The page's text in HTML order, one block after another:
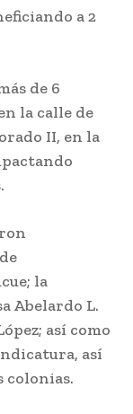
a 2
de 6
la calle de
II, en la
la
Abelardo L.
así como
así
colonias.